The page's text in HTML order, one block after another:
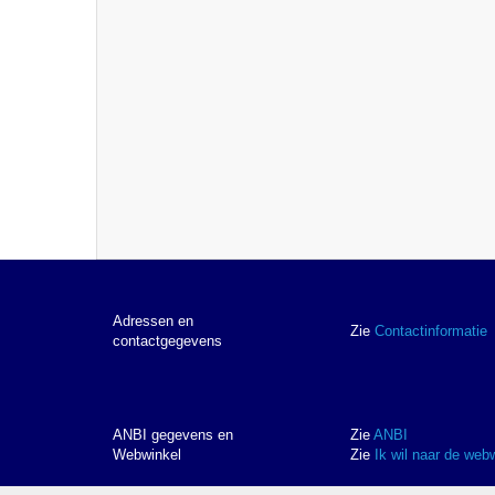
Adressen en
contactgegevens
Zie Contactinformatie
ANBI gegevens en
Webwinkel
Zie ANBI
Zie
Ik wil naar de